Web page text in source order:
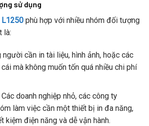
sử dụng
L1250 phù hợp với nhiều nhóm đối tượng
là:
người cần in tài liệu, hình ảnh, hoặc các
mà không muốn tốn quá nhiều chi phí
Các doanh nghiệp nhỏ, các công ty
làm việc cần một thiết bị in đa năng,
kiệm điện năng và dễ vận hành.